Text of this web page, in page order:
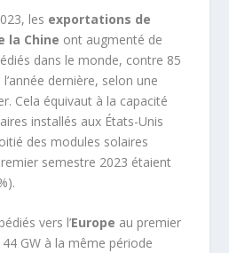
les exportations de
la Chine ont augmenté de
dans le monde, contre 85
dernière, selon une
Cela équivaut à la capacité
installés aux États-Unis
des modules solaires
semestre 2023 étaient
vers l’Europe au premier
GW à la même période